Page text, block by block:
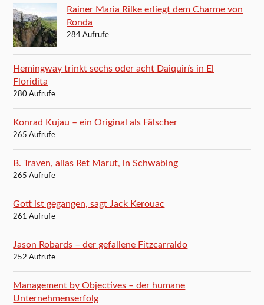
Rainer Maria Rilke erliegt dem Charme von
Ronda
284 Aufrufe
Hemingway trinkt sechs oder acht Daiquirís in El
Floridita
280 Aufrufe
Konrad Kujau – ein Original als Fälscher
265 Aufrufe
B. Traven, alias Ret Marut, in Schwabing
265 Aufrufe
Gott ist gegangen, sagt Jack Kerouac
261 Aufrufe
Jason Robards – der gefallene Fitzcarraldo
252 Aufrufe
Management by Objectives – der humane
Unternehmenserfolg